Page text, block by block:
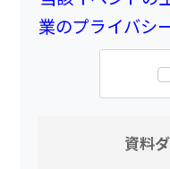
業のプライバシ